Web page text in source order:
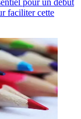
pour un début
faciliter cette